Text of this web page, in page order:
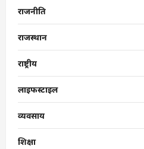
राजनीति
राजस्थान
राष्ट्रीय
लाइफस्टाइल
व्यवसाय
शिक्षा